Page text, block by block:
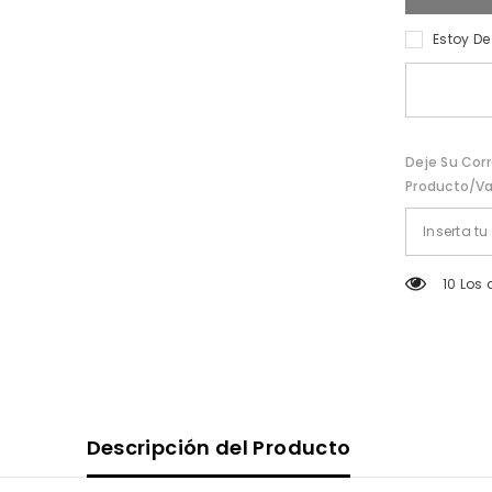
Ml
Estoy
Deje Su
Producto/
38
Descripción del Producto